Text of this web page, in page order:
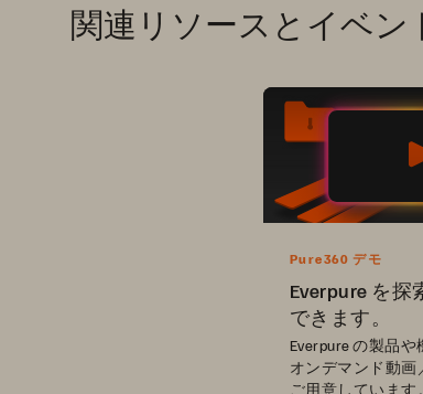
関連リソースとイベン
Pure360 デモ
Everpure を探
できます。
Everpure の製品
オンデマンド動画
ご用意していま